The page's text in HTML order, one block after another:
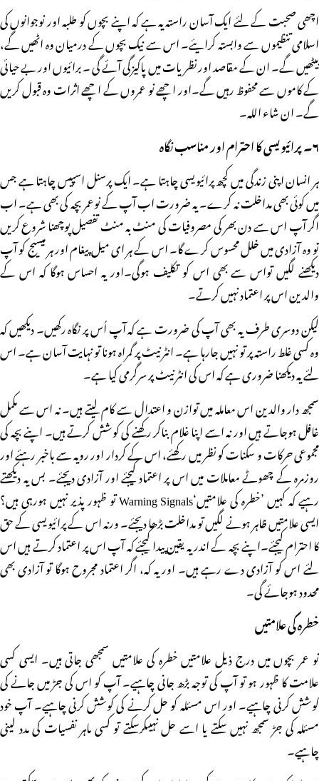
اچھی صحبت کے لئے ایک آسان راستہ یہ ہے کہ اپنے بچوں کو طلبہ اور نوجوانوں کی
اسلامی تنظیموں سے وابستہ کرایئے۔ اس سے نیک بچوں کے درمیان وہ اٹھیں گے،
بیٹھیں گے۔ ان کے مقاصد اور نظریات میں پاکیزگی آئے گی ۔ برائیوں اور بے حیائی
کے کاموں سے محفوظ رہیں گے۔اور اچھے نو عمروں کے اچھے اثرات وہ قبول کریں
گے۔ ان شاء اللہ۔
۶۔ پرائیویسی کا احترام اور مناسب نگاہ
ہر انسان اپنی زندگی میں کچھ پرائیویسی چاہتا ہے۔ ایک پرسنل اسپیس چاہتا ہے جس
میں کوئی بھی مداخلت نہ کرے۔ یہ ضرورت اب آپ کے نوعمر بچہ کی بھی ہے۔ اب
اگر آپ اس سے دن بھر کی مصروفیات کی منٹ بہ منٹ تفصیل پوچھنا شروع کریں
تو وہ آزادی میں خلل محسوس کرے گا۔ اس کے ہر ای میل پیغام اور ہر میسیج کو آپ
دیکھنے لگیں تواس سے بھی اس کو تکلیف ہوگی۔اور یہ احساس ہوگا کہ اس کے
والدین اس پر اعتماد نہیں کرتے۔
لیکن دوسری طرف یہ بھی آپ کی ضرورت ہے کہ آپ اُس پر نگاہ رکھیں۔ دیکھیں کہ
وہ کسی غلط راستہ پر تو نہیں جارہا ہے۔ انٹرنیٹ پر گمراہ ہونا تو نہایت آسان ہے۔ اس
لئے یہ دیکھنا ضروری ہے کہ اس کی انٹرنیٹ پر سرگرمی کیا ہے۔
سمجھ دار والدین اس معاملہ میں توازن و اعتدال سے کام لیتے ہیں۔ نہ اس سے مکمل
غافل ہوجاتے ہیں اور نہ اسے اپنا غلام بناکر رکھنے کی کوشش کرتے ہیں۔ اپنے بچہ کی
مجموعی حرکات و سکنات کو نظر میں رکھئے، اس کے کردار اور رویہ سے باخبر رہئے اور
روزمرہ کے چھوٹے معاملات میں اس پر اعتماد کیجئے اور آزادی دیجئے۔ بس یہ دیکھتے
رہیے کہ کہیں ’خطرہ کی علامتیں‘Warning Signals تو ظہور پذیر نہیں ہورہی ہیں؟
ایسی علامتیں ظاہر ہونے لگیں تو مداخلت بڑھا دیجئے۔ ورنہ اس کے پرائیویسی کے حق
کا احترام کیجئے۔اپنے بچہ کے اندر یہ یقین پیدا کیجئے کہ آپ اس پر اعتماد کرتے ہیں اس
لئے اس کو آزادی دے رہے ہیں۔ اور یہ کہ، اگر اعتماد مجروح ہوگا تو آزادی بھی
محدود ہوجائے گی۔
خطرہ کی علامتیں
نو عمر بچوں میں درج ذیل علامتیں خطرہ کی علامتیں سمجھی جاتی ہیں۔ ایسی کسی
علامت کا ظہور ہو تو آپ کی توجہ بڑھ جانی چاہیے۔ آپ کو اس کی جڑ میں جانے کی
کوشش کرنی چاہیے۔ اور اس مسئلہ کو حل کرنے کی کوشش کرنی چاہیے۔ آپ خود
مسئلہ کی جڑ سمجھ نہیں سکتے یا اسے حل نہیںکرسکتے تو کسی ماہر نفسیات کی مدد لینی
چاہیے۔